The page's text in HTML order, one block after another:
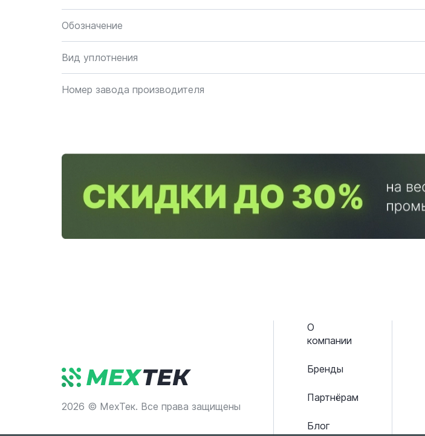
Обозначение
Вид уплотнения
Номер завода производителя
2026 © МехТек. Все права защищены
О
компании
Бренды
Партнёрам
Блог